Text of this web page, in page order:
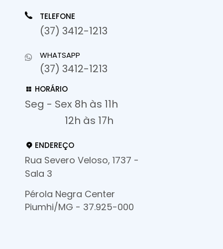
TELEFONE
(37) 3412-1213
WHATSAPP
(37) 3412-1213
HORÁRIO
Seg - Sex 8h às 11h
12h às 17h
ENDEREÇO
Rua Severo Veloso, 1737 -
Sala 3
Pérola Negra Center
Piumhi/MG - 37.925-000